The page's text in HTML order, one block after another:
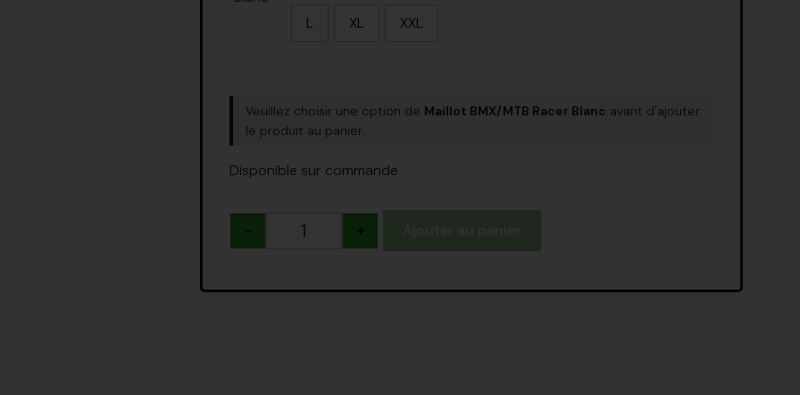
L XL XXL
Veuillez choisir une option de Maillot BMX/MTB Racer Blanc avant d'ajouter
le produit au panier.
Disponible sur commande
- +